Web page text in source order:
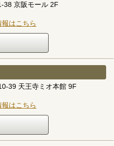
38 京阪モール 2F
はこちら
39 天王寺ミオ本館 9F
はこちら